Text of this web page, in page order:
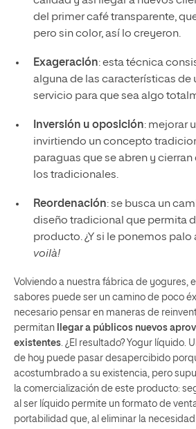
del primer café transparente,
pero sin color, así lo creyeron.
Exageración: esta técnica
alguna de las características de
servicio para que sea algo
Inversión u oposición: mejorar
invirtiendo un concepto
paraguas que se abren y
los tradicionales.
Reordenación: se busca un
diseño tradicional que permita
producto. ¿Y si le ponemos palo
voilà!
Volviendo a nuestra fábrica de yogures,
sabores puede ser un camino de poco
necesario pensar en maneras de
permitan
llegar a públicos nuevos
existentes. ¿El resultado? Yogur líquido.
de hoy puede pasar desapercibido
acostumbrado a su existencia, pero
la comercialización de este producto:
al ser líquido permite un formato de
portabilidad que, al eliminar la